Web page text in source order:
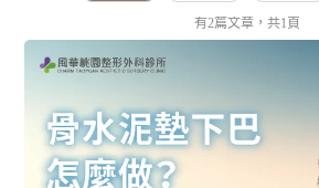
有2篇文章，共1頁